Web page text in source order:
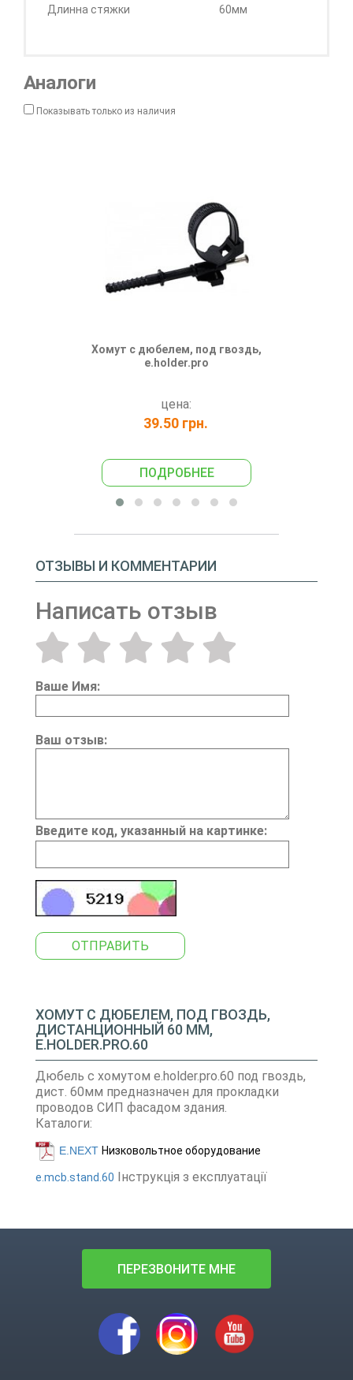
Длинна стяжки 60мм
Аналоги
Показывать только из наличия
Хомут с дюбелем, под гвоздь,
e.holder.pro
цена:
39.50 грн.
ПОДРОБНЕЕ
ОТЗЫВЫ И КОММЕНТАРИИ
Написать отзыв
Ваше Имя:
Ваш отзыв:
Введите код, указанный на картинке:
ОТПРАВИТЬ
ХОМУТ С ДЮБЕЛЕМ, ПОД ГВОЗДЬ,
ДИСТАНЦИОННЫЙ 60 ММ,
E.HOLDER.PRO.60
Дюбель с хомутом e.holder.pro.60 под гвоздь,
дист. 60мм предназначен для прокладки
проводов СИП фасадом здания.
Каталоги:
E.NEXT Низковольтное оборудование
e.mcb.stand.60 Інструкція з експлуатації
ПЕРЕЗВОНИТЕ МНЕ